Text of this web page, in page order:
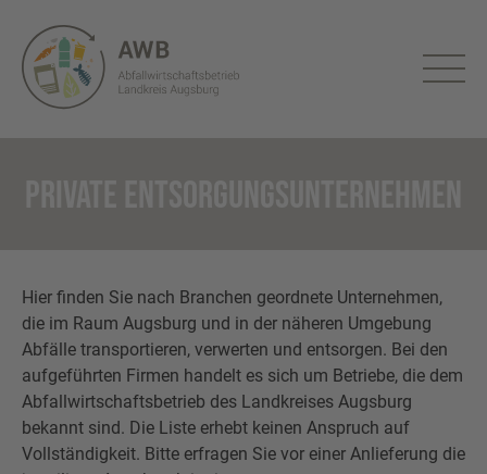
Restmüll
Biomüll
Altpapier
Formulare
An-/Um-/Abmeldung
Eigentümerwechsel
Infos & Tipps
Hier finden Sie nach Branchen geordnete Unternehmen,
die im Raum Augsburg und in der näheren Umgebung
Abfälle transportieren, verwerten und entsorgen. Bei den
aufgeführten Firmen handelt es sich um Betriebe, die dem
Abfallwirtschaftsbetrieb des Landkreises Augsburg
bekannt sind. Die Liste erhebt keinen Anspruch auf
Vollständigkeit. Bitte erfragen Sie vor einer Anlieferung die